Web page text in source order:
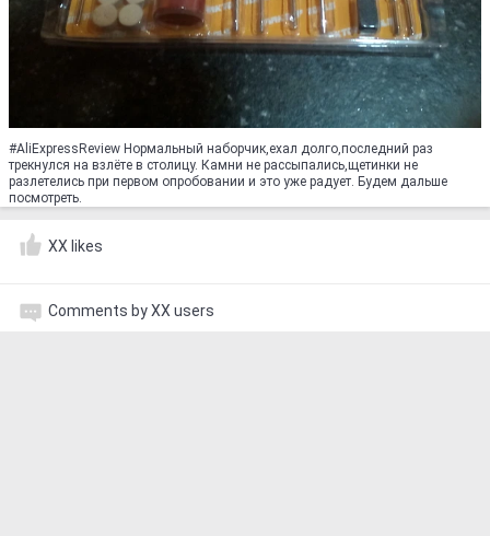
#AliExpressReview Нормальный наборчик,ехал долго,последний раз
трекнулся на взлёте в столицу. Камни не рассыпались,щетинки не
разлетелись при первом опробовании и это уже радует. Будем дальше
посмотреть.
XX likes
Comments by XX users